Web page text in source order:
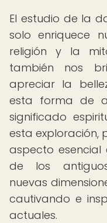
El estudio de la
solo enriquece
religión y la
también nos
apreciar la
esta forma de
significado
esta exploración,
aspecto
de los
nuevas
cautivando e
actuales.